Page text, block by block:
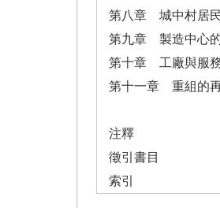
第八章 城中村居
第九章 製造中心
第十章 工廠與服
第十一章 重組的
注釋
徵引書目
索引